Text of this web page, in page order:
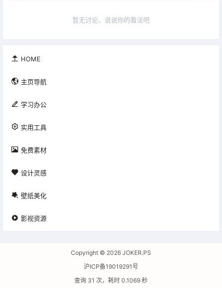
暂无讨论，说说你的看法吧
 HOME
 主页导航
 学习办公
 实用工具
 免费素材
 设计灵感
 壁纸美化
 影视资源
Copyright © 2026 JOKER.PS
沪ICP备19019291号
查询 31 次，耗时 0.1069 秒